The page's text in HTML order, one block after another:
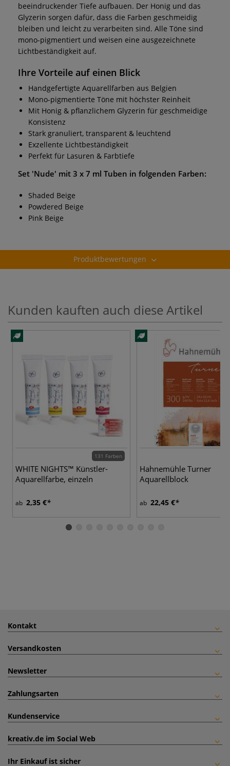
beeindruckender Tiefe aufbauen. Der Honig und das
Glyzerin sorgen dafür, dass die Farben geschmeidig
bleiben und leicht zu verarbeiten sind. Alle Töne sind
mono-pigmentiert und weisen eine ausgezeichnete
Lichtbeständigkeit auf.
Ihre Vorteile auf einen Blick
Handgefertigte Aquarellfarben aus Belgien
Mono-pigmentierte Töne mit höchster Reinheit
Mit Honig & pflanzlichem Glyzerin für geschmeidige
Konsistenz
Stark granuliert, transparent & leuchtend
Exzellente Lichtbeständigkeit
Perfekt für Lasuren & Farbtiefe
Set 'Nude' mit 3 x 7 ml Tuben in folgenden Farben:
Shaded Beige
Powdered Beige
Pink Beige
Produktbewertungen
Kunden kauften auch diese Artikel
131 Farben
WHITE NIGHTS™ Künstler-
Aquarellfarbe, einzeln
ab 2,35 €
Hahnemühle Turner
Aquarellblock
ab 22,45 €
Kontakt
Versandkosten
Newsletter
Zahlungsarten
Kundenservice
kreativ.de im Social Web
Ihr Einkauf ist sicher